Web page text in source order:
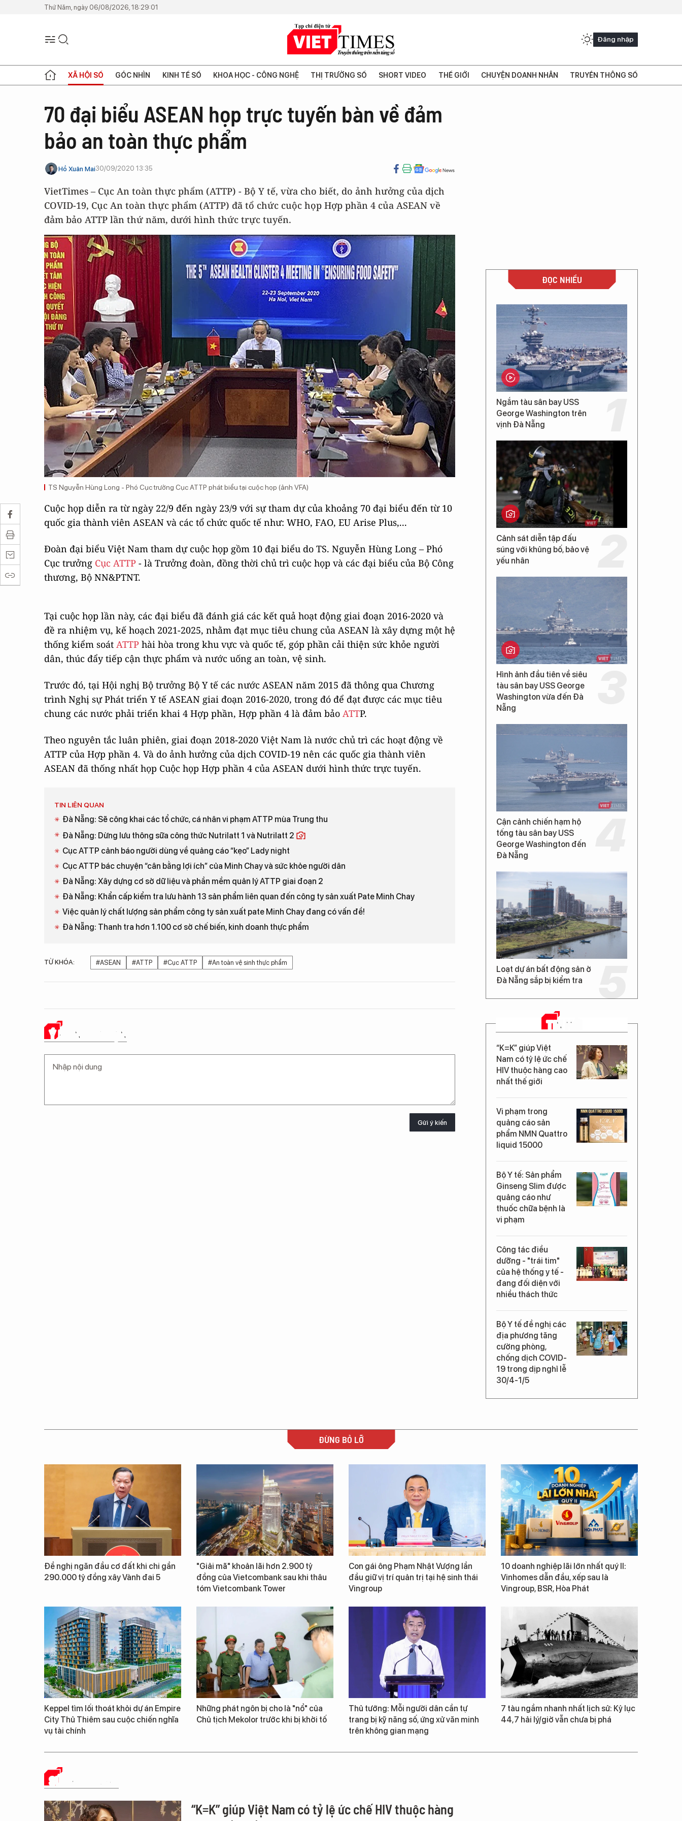
Thứ Năm, ngày 06/08/2026, 18:29:01
Đăng nhập
XÃ HỘI SỐ GÓC NHÌN KINH TẾ SỐ KHOA HỌC - CÔNG NGHỆ THỊ TRƯỜNG SỐ SHORT VIDEO THẾ GIỚI CHUYỆN DOANH NHÂN TRUYỀN THÔNG SỐ
70 đại biểu ASEAN họp trực tuyến bàn về đảm
bảo an toàn thực phẩm
Hồ Xuân Mai30/09/2020 13:35
VietTimes – Cục An toàn thực phẩm (ATTP) - Bộ Y tế, vừa cho biết, do ảnh hưởng của dịch
COVID-19, Cục An toàn thực phẩm (ATTP) đã tổ chức cuộc họp Hợp phần 4 của ASEAN về
đảm bảo ATTP lần thứ năm, dưới hình thức trực tuyến.
TS Nguyễn Hùng Long - Phó Cục trưởng Cục ATTP phát biểu tại cuộc họp (ảnh VFA)
Cuộc họp diễn ra từ ngày 22/9 đến ngày 23/9 với sự tham dự của khoảng 70 đại biểu đến từ 10
quốc gia thành viên ASEAN và các tổ chức quốc tế như: WHO, FAO, EU Arise Plus,...
Đoàn đại biểu Việt Nam tham dự cuộc họp gồm 10 đại biểu do TS. Nguyễn Hùng Long – Phó
Cục trưởng Cục ATTP - là Trưởng đoàn, đồng thời chủ trì cuộc họp và các đại biểu của Bộ Công
thương, Bộ NN&PTNT.
Tại cuộc họp lần này, các đại biểu đã đánh giá các kết quả hoạt động giai đoạn 2016-2020 và
đề ra nhiệm vụ, kế hoạch 2021-2025, nhằm đạt mục tiêu chung của ASEAN là xây dựng một hệ
thống kiểm soát ATTP hài hòa trong khu vực và quốc tế, góp phần cải thiện sức khỏe người
dân, thúc đẩy tiếp cận thực phẩm và nước uống an toàn, vệ sinh.
Trước đó, tại Hội nghị Bộ trưởng Bộ Y tế các nước ASEAN năm 2015 đã thông qua Chương
trình Nghị sự Phát triển Y tế ASEAN giai đoạn 2016-2020, trong đó để đạt được các mục tiêu
chung các nước phải triển khai 4 Hợp phần, Hợp phần 4 là đảm bảo ATTP.
Theo nguyên tắc luân phiên, giai đoạn 2018-2020 Việt Nam là nước chủ trì các hoạt động về
ATTP của Hợp phần 4. Và do ảnh hưởng của dịch COVID-19 nên các quốc gia thành viên
ASEAN đã thống nhất họp Cuộc họp Hợp phần 4 của ASEAN dưới hình thức trực tuyến.
TIN LIÊN QUAN
Đà Nẵng: Sẽ công khai các tổ chức, cá nhân vi phạm ATTP mùa Trung thu
Đà Nẵng: Dừng lưu thông sữa công thức Nutrilatt 1 và Nutrilatt 2
Cục ATTP cảnh báo người dùng về quảng cáo “kẹo” Lady night
Cục ATTP bác chuyện “cân bằng lợi ích” của Minh Chay và sức khỏe người dân
Đà Nẵng: Xây dựng cơ sở dữ liệu và phần mềm quản lý ATTP giai đoạn 2
Đà Nẵng: Khẩn cấp kiểm tra lưu hành 13 sản phẩm liên quan đến công ty sản xuất Pate Minh Chay
Việc quản lý chất lượng sản phẩm công ty sản xuất pate Minh Chay đang có vấn đề!
Đà Nẵng: Thanh tra hơn 1.100 cơ sở chế biến, kinh doanh thực phẩm
TỪ KHÓA: #ASEAN #ATTP #Cục ATTP #An toàn vệ sinh thực phẩm
Ý KIẾN CỦA BẠN
Gửi ý kiến
ĐỌC NHIỀU
Ngắm tàu sân bay USS
George Washington trên
vịnh Đà Nẵng
Cảnh sát diễn tập đấu
súng với khủng bố, bảo vệ
yếu nhân
Hình ảnh đầu tiên về siêu
tàu sân bay USS George
Washington vừa đến Đà
Nẵng
Cận cảnh chiến hạm hộ
tống tàu sân bay USS
George Washington đến
Đà Nẵng
Loạt dự án bất động sản ở
Đà Nẵng sắp bị kiểm tra
TIN MỚI
“K=K” giúp Việt
Nam có tỷ lệ ức chế
HIV thuộc hàng cao
nhất thế giới
Vi phạm trong
quảng cáo sản
phẩm NMN Quattro
liquid 15000
Bộ Y tế: Sản phẩm
Ginseng Slim được
quảng cáo như
thuốc chữa bệnh là
vi phạm
Công tác điều
dưỡng - "trái tim"
của hệ thống y tế -
đang đối diện với
nhiều thách thức
Bộ Y tế đề nghị các
địa phương tăng
cường phòng,
chống dịch COVID-
19 trong dịp nghỉ lễ
30/4-1/5
ĐỪNG BỎ LỠ
Đề nghị ngăn đầu cơ đất khi chi gần
290.000 tỷ đồng xây Vành đai 5
"Giải mã" khoản lãi hơn 2.900 tỷ
đồng của Vietcombank sau khi thâu
tóm Vietcombank Tower
Con gái ông Phạm Nhật Vượng lần
đầu giữ vị trí quản trị tại hệ sinh thái
Vingroup
10 doanh nghiệp lãi lớn nhất quý II:
Vinhomes dẫn đầu, xếp sau là
Vingroup, BSR, Hòa Phát
Keppel tìm lối thoát khỏi dự án Empire
City Thủ Thiêm sau cuộc chiến nghĩa
vụ tài chính
Những phát ngôn bị cho là "nổ" của
Chủ tịch Mekolor trước khi bị khởi tố
Thủ tướng: Mỗi người dân cần tự
trang bị kỹ năng số, ứng xử văn minh
trên không gian mạng
7 tàu ngầm nhanh nhất lịch sử: Kỷ lục
44,7 hải lý/giờ vẫn chưa bị phá
SỨC KHỎE 24H
“K=K” giúp Việt Nam có tỷ lệ ức chế HIV thuộc hàng